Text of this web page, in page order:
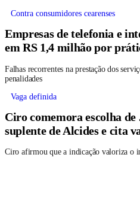
Contra consumidores cearenses
Empresas de telefonia e
em RS 1,4 milhão por
Falhas recorrentes na prestação dos
penalidades
Vaga definida
Ciro comemora escolha
suplente de Alcides e cita
Ciro afirmou que a indicação valoriza o